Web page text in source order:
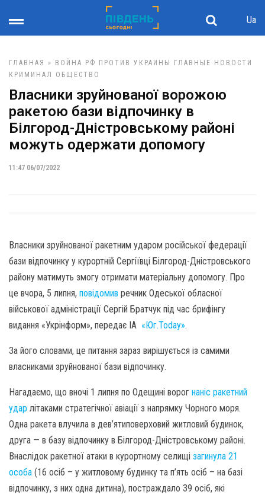
Ua
ГЛАВНАЯ » ВОЙНА РФ ПРОТИВ УКРАИНЫ
ГЛАВНЫЕ НОВОСТИ
КРИМИНАЛ
ОБЩЕСТВО
Власники зруйнованої ворожою
ракетою бази відпочинку в
Білгород-Дністровському районі
можуть одержати допомогу
11:47 06/07/2022
Власники зруйнованої ракетним ударом російської федерації
бази відпочинку у курортній Сергіївці Білгород-Дністровського
району матимуть змогу отримати матеріальну допомогу. Про
це вчора, 5 липня, повідомив речник Одеської обласної
військової адміністрації Сергій Братчук під час брифінгу
видання «Укрінформ», передає ІА «Юг.Today».
За його словами, це питання зараз вирішується із самими
власниками зруйнованої бази відпочинку.
Нагадаємо, що вночі 1 липня по Одещині ворог наніс ракетний
удар літаками стратегічної авіації з напрямку Чорного моря.
Одна ракета влучила в дев’ятиповерховий житловий будинок,
друга — в базу відпочинку в Білгород-Дністровському районі.
Внаслідок ракетної атаки в курортному селищі загинула 21
особа (16 осіб – у житловому будинку та п’ять осіб – на базі
відпочинку, з них одна дитина), постраждало 39 осіб, які